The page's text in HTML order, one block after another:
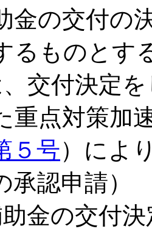
金の交付の
るものとす
交付決定を
重点対策加
５号）によ
承認申請）
の交付決